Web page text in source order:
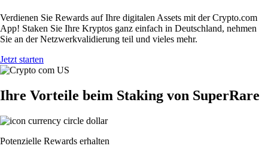
Verdienen Sie Rewards auf Ihre digitalen Assets mit der Crypto.com
App! Staken Sie Ihre Kryptos ganz einfach in Deutschland, nehmen
Sie an der Netzwerkvalidierung teil und vieles mehr.
Jetzt starten
Ihre Vorteile beim Staking von SuperRare
Potenzielle Rewards erhalten